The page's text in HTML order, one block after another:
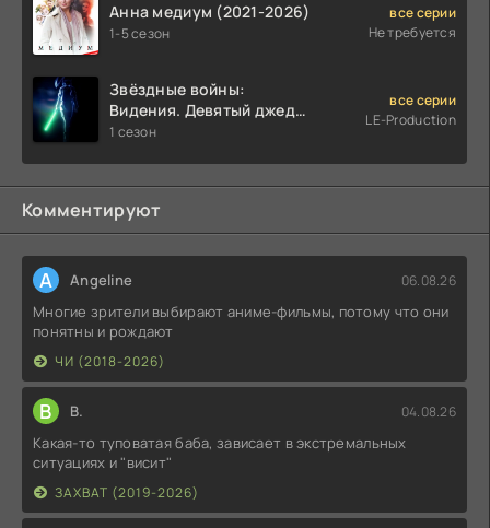
Анна медиум (2021-2026)
1-5 сезон
все серии
Не требуется
Звёздные войны:
Видения. Девятый джедай
(2026)
1 сезон
все серии
LE-Production
Комментируют
A Angeline 06.08.26
Многие зрители выбирают аниме-фильмы, потому что они
понятны и рождают
ЧИ (2018-2026)
В В. 04.08.26
Какая-то туповатая баба, зависает в экстремальных
ситуациях и "висит"
ЗАХВАТ (2019-2026)